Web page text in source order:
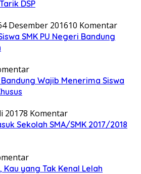
DSP
4 Desember 201610 Komentar
SMK PU Negeri Bandung
Wajib Menerima Siswa
20178 Komentar
Sekolah SMA/SMK 2017/2018
Kau yang Tak Kenal Lelah